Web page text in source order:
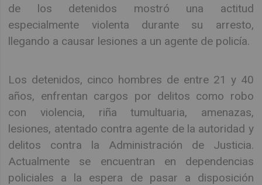
de los detenidos mostró una actitud
especialmente violenta durante su arresto,
llegando a causar lesiones a un agente de policía.
Los detenidos, cinco hombres de entre 21 y 40
años, enfrentan cargos por delitos como robo
con violencia, riña tumultuaria, amenazas,
lesiones, atentado contra agente de la autoridad y
delitos contra la Administración de Justicia.
Actualmente se encuentran en dependencias
policiales a la espera de pasar a disposición